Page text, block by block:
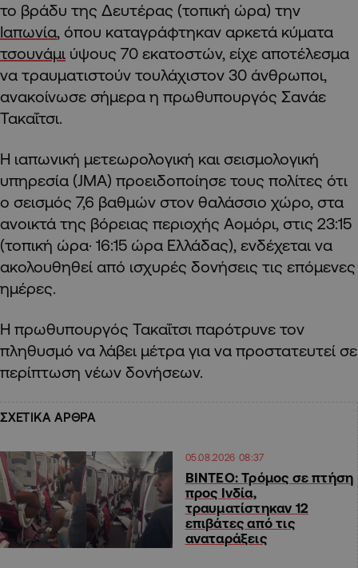
το βράδυ της Δευτέρας (τοπική ώρα) την
Ιαπωνία, όπου καταγράφτηκαν αρκετά κύματα
τσουνάμι ύψους 70 εκατοστών, είχε αποτέλεσμα
να τραυματιστούν τουλάχιστον 30 άνθρωποι,
ανακοίνωσε σήμερα η πρωθυπουργός Σανάε
Τακαΐτσι.
Η ιαπωνική μετεωρολογική και σεισμολογική
υπηρεσία (JMA) προειδοποίησε τους πολίτες ότι
ο σεισμός 7,6 βαθμών στον θαλάσσιο χώρο, στα
ανοικτά της βόρειας περιοχής Αομόρι, στις 23:15
(τοπική ώρα· 16:15 ώρα Ελλάδας), ενδέχεται να
ακολουθηθεί από ισχυρές δονήσεις τις επόμενες
ημέρες.
Η πρωθυπουργός Τακαΐτσι παρότρυνε τον
πληθυσμό να λάβει μέτρα για να προστατευτεί σε
περίπτωση νέων δονήσεων.
ΣΧΕΤΙΚΑ ΑΡΘΡΑ
05.08.2026 08:37
ΒΙΝΤΕΟ: Τρόμος σε πτήση
προς Ινδία,
τραυματίστηκαν 12
επιβάτες από τις
αναταράξεις